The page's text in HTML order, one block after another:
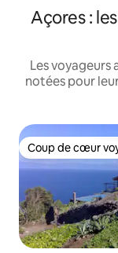
Açores :
Les voyageurs
notées pour
Coup de cœur
Coup de cœur